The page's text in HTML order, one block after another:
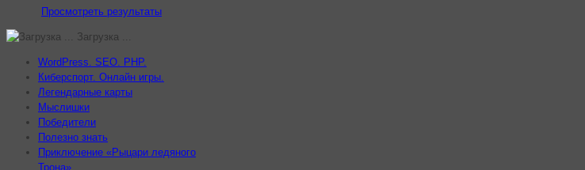
Просмотреть результаты
Загрузка ...
WordPress. SEO. PHP.
Киберспорт. Онлайн игры.
Легендарные карты
Мыслишки
Победители
Полезно знать
Приключение «Рыцари ледяного
Трона»